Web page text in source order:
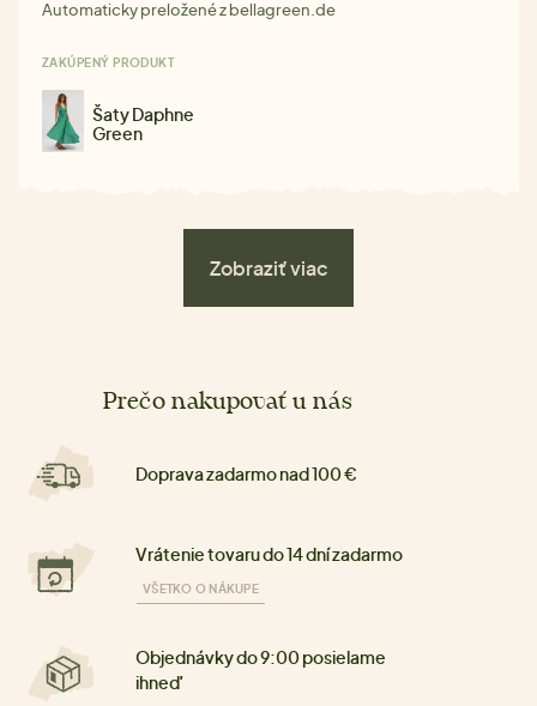
Automaticky preložené z bellagreen.de
ZAKÚPENÝ PRODUKT
Šaty Daphne
Green
Zobraziť viac
Prečo nakupovať u nás
Doprava zadarmo nad 100 €
Vrátenie tovaru do 14 dní zadarmo
VŠETKO O NÁKUPE
Objednávky do 9:00 posielame
ihneď